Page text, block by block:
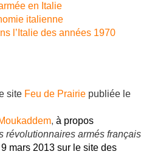
en Italie
italienne
l’Italie des années 1970
site Feu de Prairie publiée le
, à propos
révolutionnaires armés français
mars 2013 sur le site des